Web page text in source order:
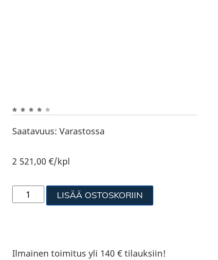
Saatavuus: Varastossa
2 521,00€/kpl
LISÄÄ OSTOSKORIIN
Ilmainen toimitus yli 140 € tilauksiin!